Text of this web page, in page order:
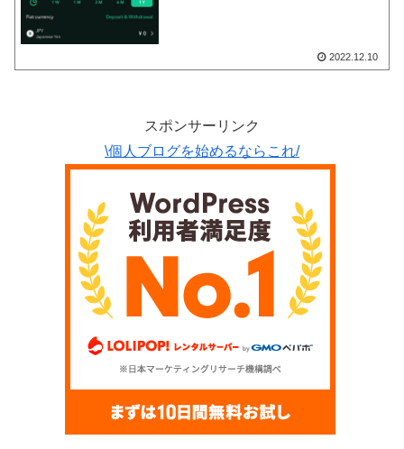
2022.12.10
スポンサーリンク
\個人ブログを始めるならこれ/